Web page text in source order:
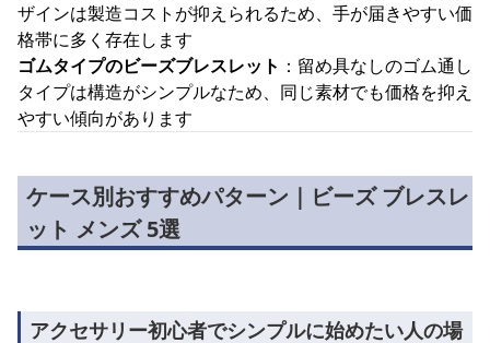
ザインは製造コストが抑えられるため、手が届きやすい価
格帯に多く存在します
ゴムタイプのビーズブレスレット ：留め具なしのゴム通し
タイプは構造がシンプルなため、同じ素材でも価格を抑え
やすい傾向があります
ケース別おすすめパターン｜ビーズ ブレスレ
ット メンズ 5選
アクセサリー初心者でシンプルに始めたい人の場